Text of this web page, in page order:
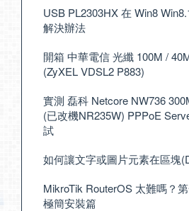
USB PL2303HX 在 Win8
解決辦法
開箱 中華電信 光纖 100M /
(ZyXEL VDSL2 P883)
實測 磊科 Netcore NW736
(已改機NR235W) PPPoE
試
如何讓文字或圖片元素在區塊
MikroTik RouterOS 太難嗎？
極簡安裝篇